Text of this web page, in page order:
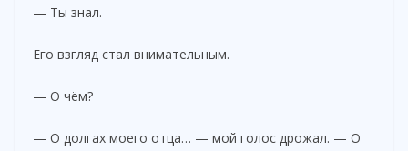
— Ты знал.
Его взгляд стал внимательным.
— О чём?
— О долгах моего отца… — мой голос дрожал. — О